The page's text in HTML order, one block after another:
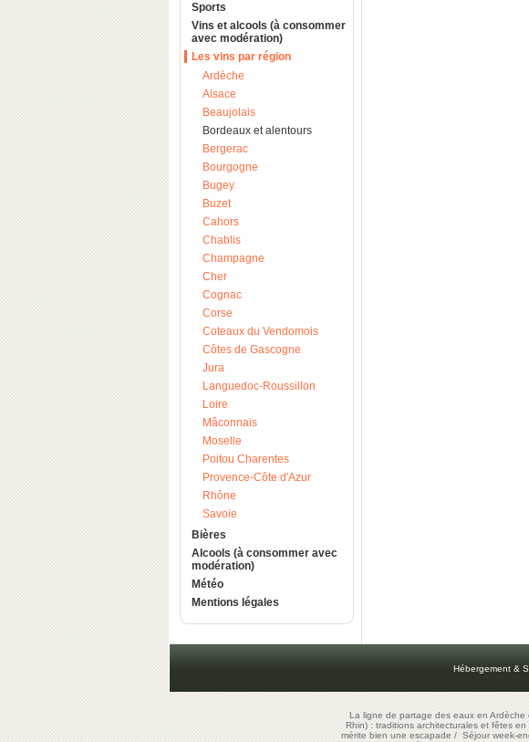
Sports
Vins et alcools (à consommer
avec modération)
Les vins par région
Ardèche
Alsace
Beaujolais
Bordeaux et alentours
Bergerac
Bourgogne
Bugey
Buzet
Cahors
Chablis
Champagne
Cher
Cognac
Corse
Coteaux du Vendomois
Côtes de Gascogne
Jura
Languedoc-Roussillon
Loire
Mâconnais
Moselle
Poitou Charentes
Provence-Côte d'Azur
Rhône
Savoie
Bières
Alcools (à consommer avec
modération)
Météo
Mentions légales
Hébergement &
La ligne de partage des eaux en Ardèche
Rhin) : traditions architecturales et fêtes en
mérite bien une escapade/Séjour week-